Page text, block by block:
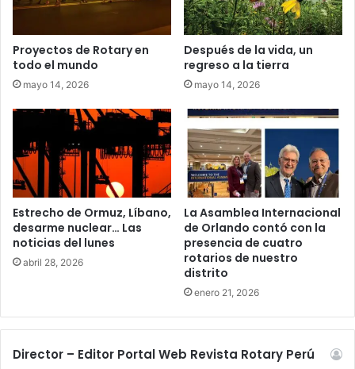
Proyectos de Rotary en
todo el mundo
mayo 14, 2026
Después de la vida, un
regreso a la tierra
mayo 14, 2026
Estrecho de Ormuz, Líbano,
desarme nuclear… Las
noticias del lunes
abril 28, 2026
La Asamblea Internacional
de Orlando contó con la
presencia de cuatro
rotarios de nuestro
distrito
enero 21, 2026
Director – Editor Portal Web Revista Rotary Perú